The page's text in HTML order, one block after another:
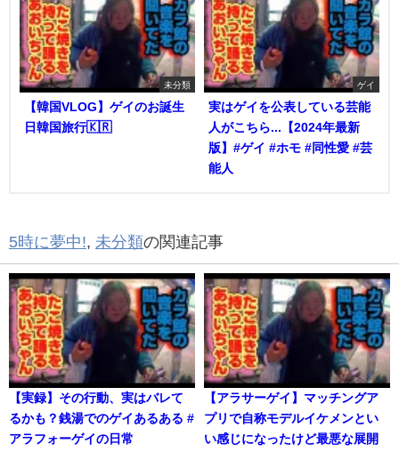
未分類
【韓国VLOG】ゲイのお誕生
日韓国旅行🇰🇷
ゲイ
実はゲイを公表している芸能
人がこちら...【2024年最新
版】#ゲイ #ホモ #同性愛 #芸
能人
5時に夢中!, 未分類の関連記事
【実録】その行動、実はバレて
るかも？銭湯でのゲイあるある #
アラフォーゲイの日常
【アラサーゲイ】マッチングア
プリで自称モデルイケメンとい
い感じになったけど最悪な展開